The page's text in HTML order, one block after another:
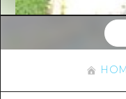
ช้อปปิ้
กีฬา
สถาน
บิงโก
บิงโก
บิโฮคุ
เกโฮคุ
ข้อมูลที่
รายก
เข้าถึง